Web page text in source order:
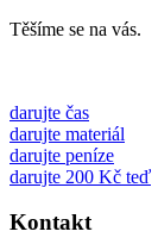
Těšíme se na vás.
darujte čas
darujte materiál
darujte peníze
darujte 200 Kč teď
Kontakt